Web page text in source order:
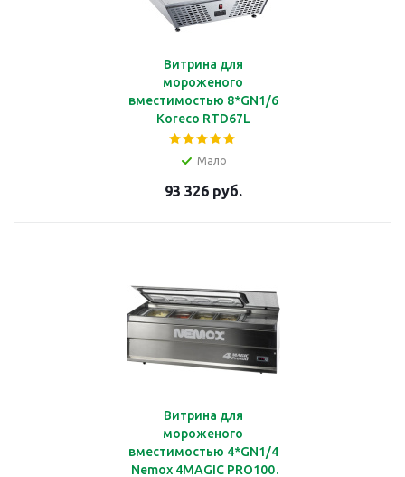
Витрина для
мороженого
вместимостью 8*GN1/6
Koreco RTD67L
Мало
93 326 руб.
Витрина для
мороженого
вместимостью 4*GN1/4
Nemox 4MAGIC PRO100